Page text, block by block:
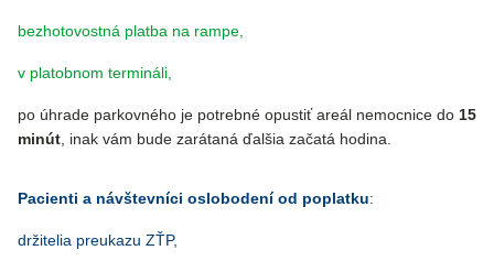
bezhotovostná platba na rampe,
v platobnom termináli,
po úhrade parkovného je potrebné opustiť areál nemocnice do 15
minút, inak vám bude zarátaná ďalšia začatá hodina.
Pacienti a návštevníci oslobodení od poplatku:
držitelia preukazu ZŤP,